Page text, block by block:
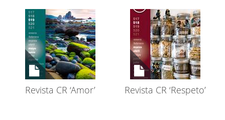
Revista CR ‘Amor’ Revista CR ‘Respeto’